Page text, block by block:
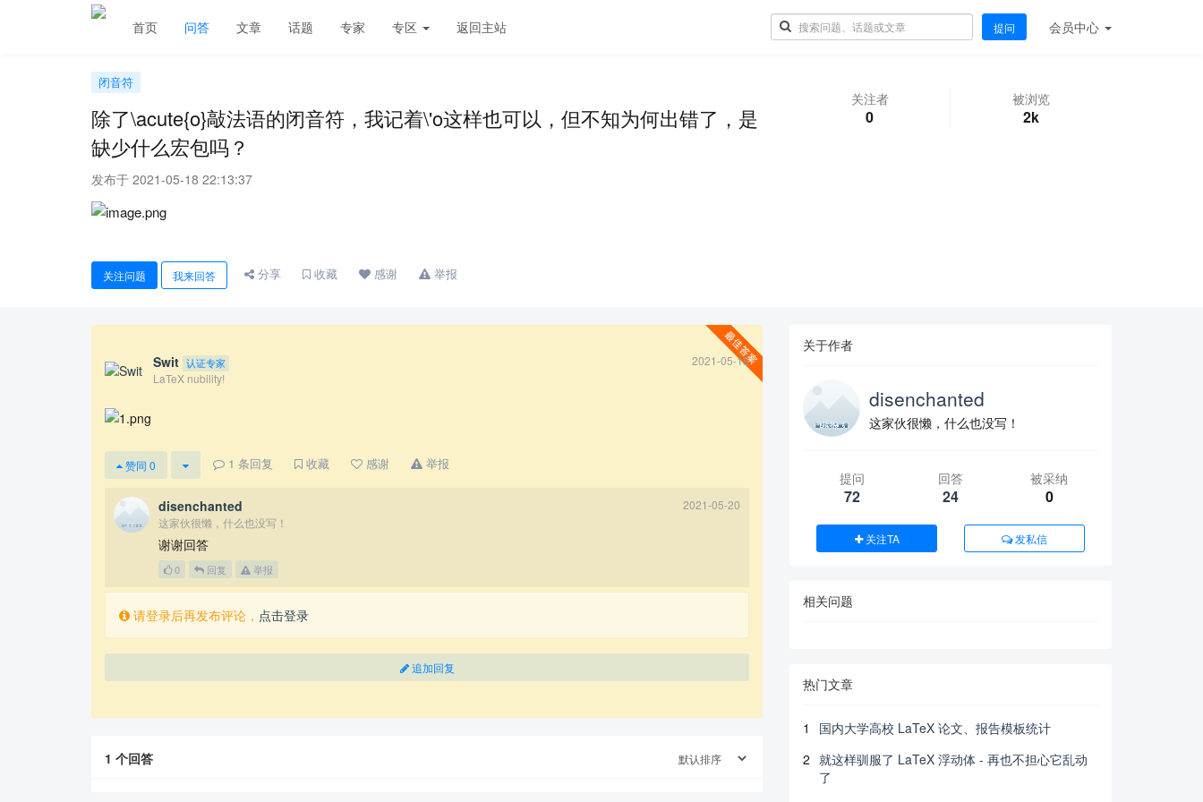
首页 问答 文章 话题 专家 专区 返回主站 提问 会员中心
闭音符
除了\acute{o}敲法语的闭音符，我记着\'o这样也可以，但不知为何出错了，是
缺少什么宏包吗？
发布于 2021-05-18 22:13:37
关注者
0
被浏览
2k
关注问题 我来回答 分享 收藏 感谢 举报
Swit 认证专家
2021-05-18
LaTeX nubility!
赞同 0 1 条回复 收藏 感谢 举报
disenchanted
2021-05-20
这家伙很懒，什么也没写！
谢谢回答
0 回复 举报
请登录后再发布评论， 点击登录
追加回复
1 个回答
关于作者
disenchanted
这家伙很懒，什么也没写！
提问
72
回答
24
被采纳
0
关注TA 发私信
相关问题
热门文章
1
国内大学高校 LaTeX 论文、报告模板统计
2 就这样驯服了 LaTeX 浮动体 - 再也不担心它乱动
了